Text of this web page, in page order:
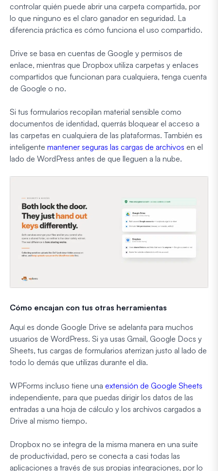
controlar quién puede abrir una carpeta compartida, por
lo que ninguno es el claro ganador en seguridad. La
diferencia práctica es cómo funciona el uso compartido.
Drive se basa en cuentas de Google y permisos de
enlace, mientras que Dropbox utiliza carpetas y enlaces
compartidos que funcionan para cualquiera, tenga cuenta
de Google o no.
Si tus formularios recopilan material sensible como
documentos de identidad, querrás bloquear el acceso a
las carpetas en cualquiera de las plataformas. También es
inteligente mantener seguras las cargas de archivos en el
lado de WordPress antes de que lleguen a la nube.
Cómo encajan con tus otras herramientas
Aquí es donde Google Drive se adelanta para muchos
usuarios de WordPress. Si ya usas Gmail, Google Docs y
Sheets, tus cargas de formularios aterrizan justo al lado de
todo lo demás que utilizas durante el día.
WPForms incluso tiene una extensión de Google Sheets
independiente, para que puedas dirigir los datos de las
entradas a una hoja de cálculo y los archivos cargados a
Drive al mismo tiempo.
Dropbox no se integra de la misma manera en una suite
de productividad, pero se conecta a casi todas las
aplicaciones a través de sus propias integraciones, por lo